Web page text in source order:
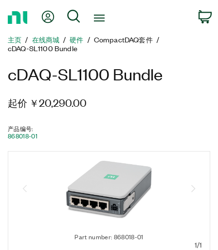
我的账户 搜索
主页 在线商城 硬件
CompactDAQ套件
cDAQ-SL1100 Bundle
cDAQ-SL1100 Bundle
起价 ￥20,290.00
产品编号:
868018-01
Part number: 868018-01
1/1